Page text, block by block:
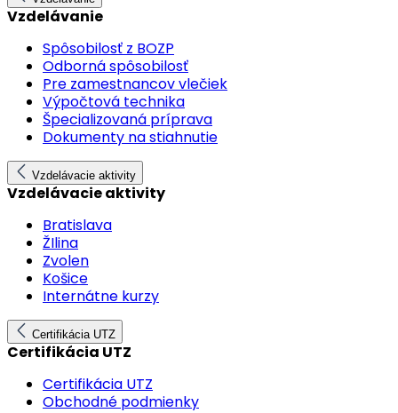
Vzdelávanie
Spôsobilosť z BOZP
Odborná spôsobilosť
Pre zamestnancov vlečiek
Výpočtová technika
Špecializovaná príprava
Dokumenty na stiahnutie
Vzdelávacie aktivity
Vzdelávacie aktivity
Bratislava
ŽIlina
Zvolen
Košice
Internátne kurzy
Certifikácia UTZ
Certifikácia UTZ
Certifikácia UTZ
Obchodné podmienky